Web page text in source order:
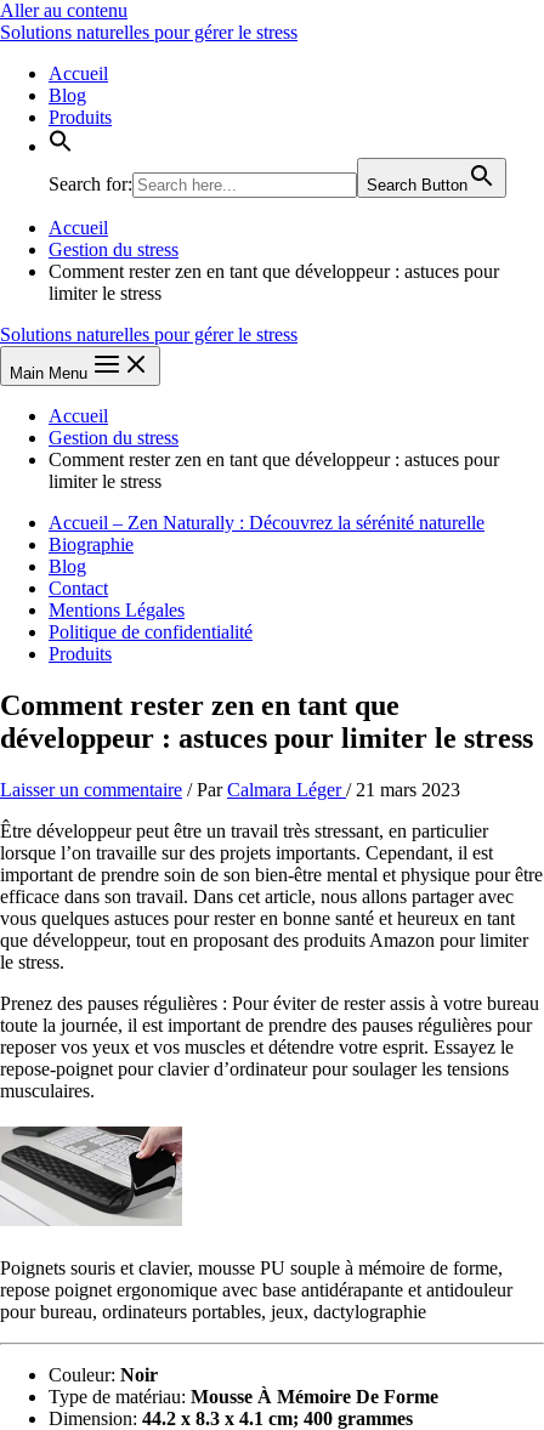
Aller au contenu
Solutions naturelles pour gérer le stress
Accueil
Blog
Produits
Search for: Search Button
Accueil
Gestion du stress
Comment rester zen en tant que développeur : astuces pour
limiter le stress
Solutions naturelles pour gérer le stress
Main Menu
Accueil
Gestion du stress
Comment rester zen en tant que développeur : astuces pour
limiter le stress
Accueil – Zen Naturally : Découvrez la sérénité naturelle
Biographie
Blog
Contact
Mentions Légales
Politique de confidentialité
Produits
Comment rester zen en tant que
développeur : astuces pour limiter le stress
Laisser un commentaire / ParCalmara Léger/ 21 mars 2023
Être développeur peut être un travail très stressant, en particulier
lorsque l’on travaille sur des projets importants. Cependant, il est
important de prendre soin de son bien-être mental et physique pour être
efficace dans son travail. Dans cet article, nous allons partager avec
vous quelques astuces pour rester en bonne santé et heureux en tant
que développeur, tout en proposant des produits Amazon pour limiter
le stress.
Prenez des pauses régulières : Pour éviter de rester assis à votre bureau
toute la journée, il est important de prendre des pauses régulières pour
reposer vos yeux et vos muscles et détendre votre esprit. Essayez le
repose-poignet pour clavier d’ordinateur pour soulager les tensions
musculaires.
Poignets souris et clavier, mousse PU souple à mémoire de forme,
repose poignet ergonomique avec base antidérapante et antidouleur
pour bureau, ordinateurs portables, jeux, dactylographie
Couleur: Noir
Type de matériau: ‎Mousse À Mémoire De Forme
Dimension: 44.2 x 8.3 x 4.1 cm; 400 grammes